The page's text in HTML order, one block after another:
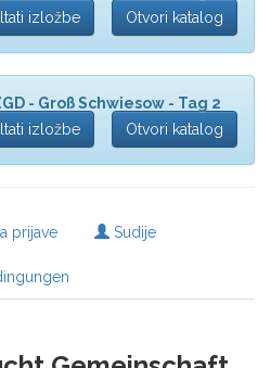
izložbe
Otvori katalog
- Groß Schwiesow - Tag 2
izložbe
Otvori katalog
prijave Sudije